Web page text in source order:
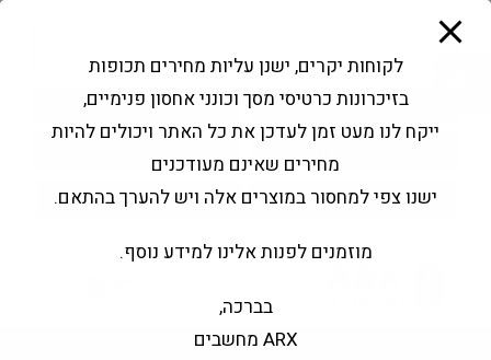
פתח סרגל נגישות
Products
search
החשבון שלי בקשה להצעה
לקוחות יקרים, ישנן עליות מחירים תכופות
בזיכרונות כרטיסי מסך וכונני אחסון פנימיים,
ייקח לנו מעט זמן לעדכן את כל האתר ויכולים להיות
מחירים שאינם מעודכנים
ישנו צפי למחסור במוצרים אלה ויש להערך בהתאם.
מוזמנים לפנות אלינו למידע נוסף.
בברכה,
ARX מחשבים